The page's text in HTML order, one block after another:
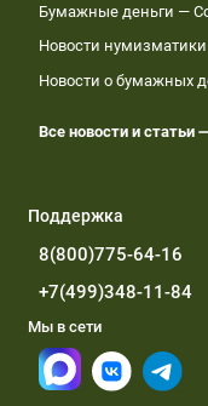
Бумажные деньги —
Новости нумизматики
Новости о бумажных
Все новости и статьи
Поддержка
8(800)775-64-16
+7(499)348-11-84
Мы в сети